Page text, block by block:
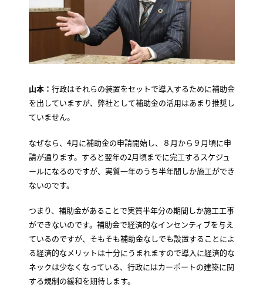
山本： 行政はそれらの装置をセットで導入するために補助金
を出していますが、弊社として補助金の活用はあまり推奨し
ていません。
なぜなら、4月に補助金の申請開始し、８月から９月頃に申
請が通ります。すると翌年の2月頃までに完工するスケジュ
ールになるのですが、実質一年のうち半年間しか施工ができ
ないのです。
つまり、補助金があることで実質半年分の期間しか施工工事
ができないのです。補助金で経済的なインセンティブを与え
ているのですが、そもそも補助金なしでも設置することによ
る経済的なメリットは十分にうまれますので導入に経済的な
ネックは少なくなっている、行政にはカーポートの建築に関
する規制の緩和を期待します。